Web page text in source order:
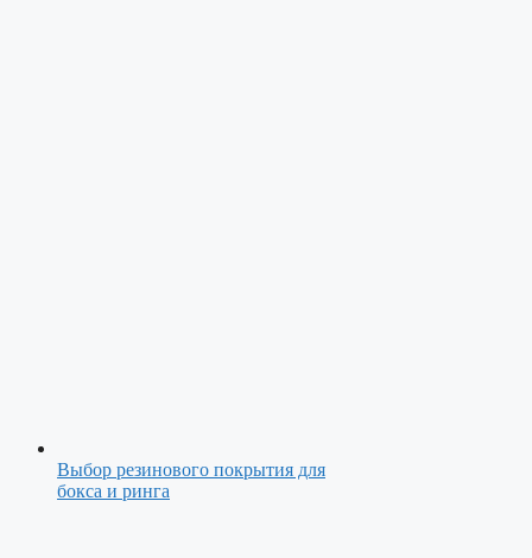
Выбор резинового покрытия для
бокса и ринга